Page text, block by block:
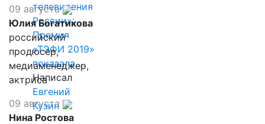
телевидения
России»:
Премия
«ТЭФИ 2019»
показала,…
Написал
Евгений
Кузин
09 августа
Юлия Богатикова
российский
продюсер,
медиаменеджер,
актриса
09 августа
Нина Ростова